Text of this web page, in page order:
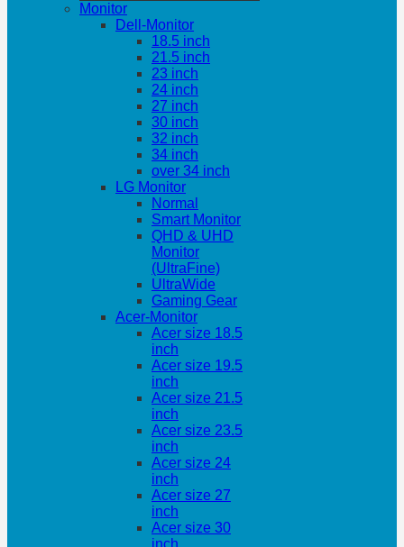
Monitor
Dell-Monitor
18.5 inch
21.5 inch
23 inch
24 inch
27 inch
30 inch
32 inch
34 inch
over 34 inch
LG Monitor
Normal
Smart Monitor
QHD & UHD
Monitor
(UltraFine)
UltraWide
Gaming Gear
Acer-Monitor
Acer size 18.5
inch
Acer size 19.5
inch
Acer size 21.5
inch
Acer size 23.5
inch
Acer size 24
inch
Acer size 27
inch
Acer size 30
inch